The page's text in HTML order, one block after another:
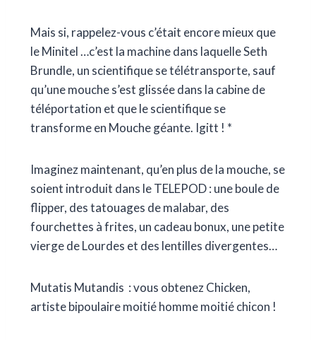
Mais si, rappelez-vous c’était encore mieux que
le Minitel …c’est la machine dans laquelle Seth
Brundle, un scientifique se télétransporte, sauf
qu’une mouche s’est glissée dans la cabine de
téléportation et que le scientifique se
transforme en Mouche géante. Igitt ! *
Imaginez maintenant, qu’en plus de la mouche, se
soient introduit dans le TELEPOD : une boule de
flipper, des tatouages de malabar, des
fourchettes à frites, un cadeau bonux, une petite
vierge de Lourdes et des lentilles divergentes…
Mutatis Mutandis : vous obtenez Chicken,
artiste bipoulaire moitié homme moitié chicon !